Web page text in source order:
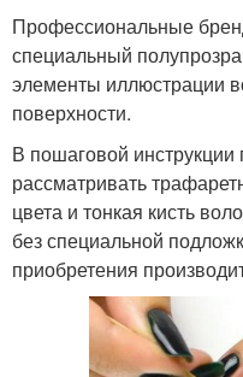
Профессиональные
специальный
элементы иллюстрации
поверхности.
В пошаговой
рассматривать
цвета и тонкая кисть
без специальной
приобретения